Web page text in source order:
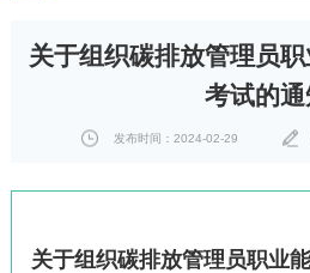
关于组织碳排放管理员
考试的通
发布时间：2024-02-29
关于组织碳排放管理员职业